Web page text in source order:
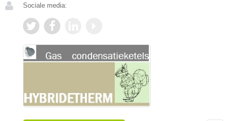
Sociale media: